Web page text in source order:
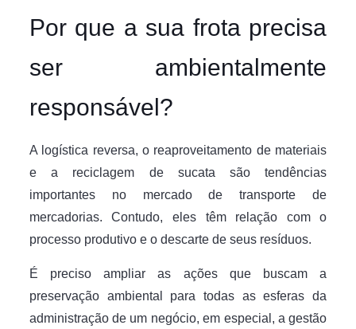
Por que a sua frota precisa
ser ambientalmente
responsável?
A logística reversa, o reaproveitamento de materiais
e a reciclagem de sucata são tendências
importantes no mercado de transporte de
mercadorias. Contudo, eles têm relação com o
processo produtivo e o descarte de seus resíduos.
É preciso ampliar as ações que buscam a
preservação ambiental para todas as esferas da
administração de um negócio, em especial, a gestão